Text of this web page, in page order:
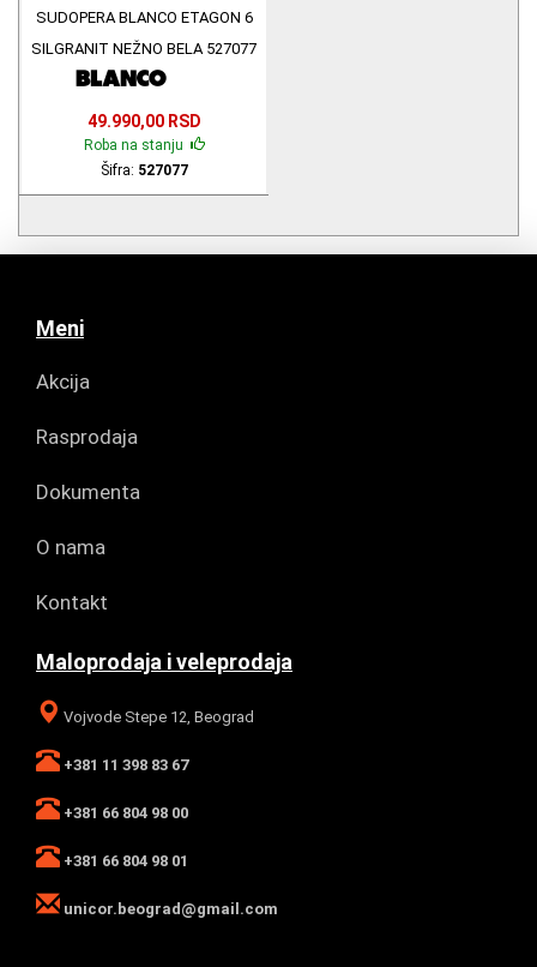
SUDOPERA BLANCO ETAGON 6
SILGRANIT NEŽNO BELA 527077
49.990,00 RSD
Roba na stanju
Šifra: 527077
Meni
Akcija
Rasprodaja
Dokumenta
O nama
Kontakt
Maloprodaja i veleprodaja
Vojvode Stepe 12, Beograd
+381 11 398 83 67
+381 66 804 98 00
+381 66 804 98 01
unicor.beograd@gmail.com